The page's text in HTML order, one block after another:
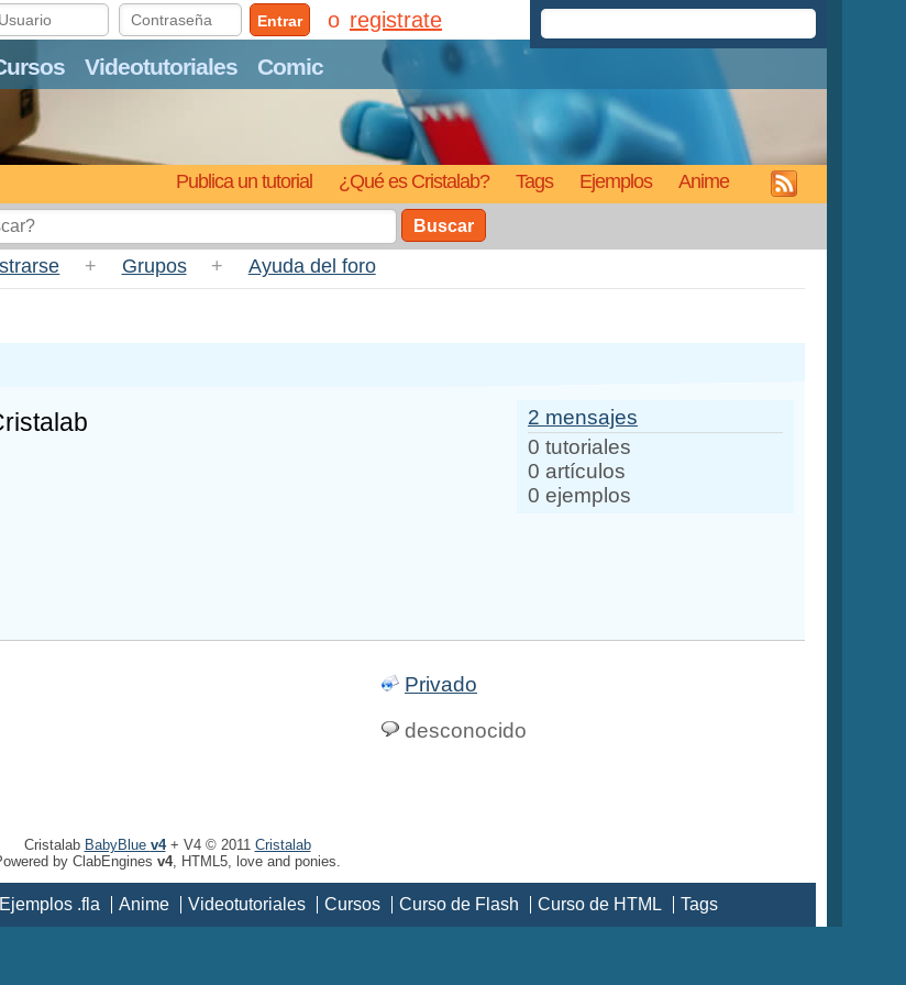
Videotutoriales Comic
Publica un tutorial ¿Qué es Cristalab? Tags Ejemplos Anime
Entrar registrate
Buscar
+ Grupos + Ayuda del foro
2 mensajes
0 tutoriales
0 artículos
0 ejemplos
Privado
desconocido
Cristalab BabyBlue v4+ V4 © 2011 Cristalab
by ClabEngines v4, HTML5, love and ponies.
Ejemplos .fla Anime Videotutoriales Cursos Curso de Flash Curso de HTML Tags